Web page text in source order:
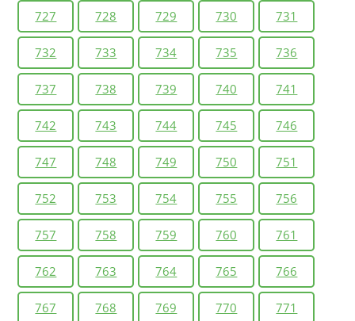
727 728 729 730 731
732 733 734 735 736
737 738 739 740 741
742 743 744 745 746
747 748 749 750 751
752 753 754 755 756
757 758 759 760 761
762 763 764 765 766
767 768 769 770 771